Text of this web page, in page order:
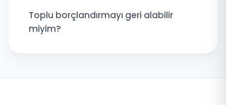
Toplu borçlandırmayı geri alabilir
miyim?